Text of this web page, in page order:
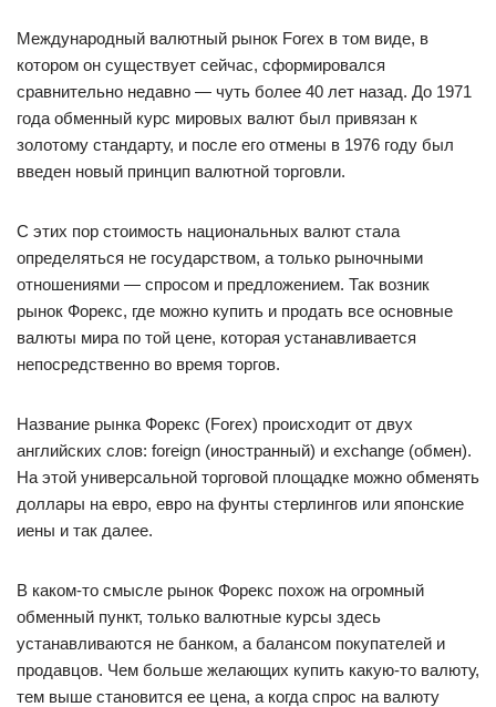
Международный валютный рынок Forex в том виде, в
котором он существует сейчас, сформировался
сравнительно недавно — чуть более 40 лет назад. До 1971
года обменный курс мировых валют был привязан к
золотому стандарту, и после его отмены в 1976 году был
введен новый принцип валютной торговли.
С этих пор стоимость национальных валют стала
определяться не государством, а только рыночными
отношениями — спросом и предложением. Так возник
рынок Форекс, где можно купить и продать все основные
валюты мира по той цене, которая устанавливается
непосредственно во время торгов.
Название рынка Форекс (Forex) происходит от двух
английских слов: foreign (иностранный) и exchange (обмен).
На этой универсальной торговой площадке можно обменять
доллары на евро, евро на фунты стерлингов или японские
иены и так далее.
В каком-то смысле рынок Форекс похож на огромный
обменный пункт, только валютные курсы здесь
устанавливаются не банком, а балансом покупателей и
продавцов. Чем больше желающих купить какую-то валюту,
тем выше становится ее цена, а когда спрос на валюту